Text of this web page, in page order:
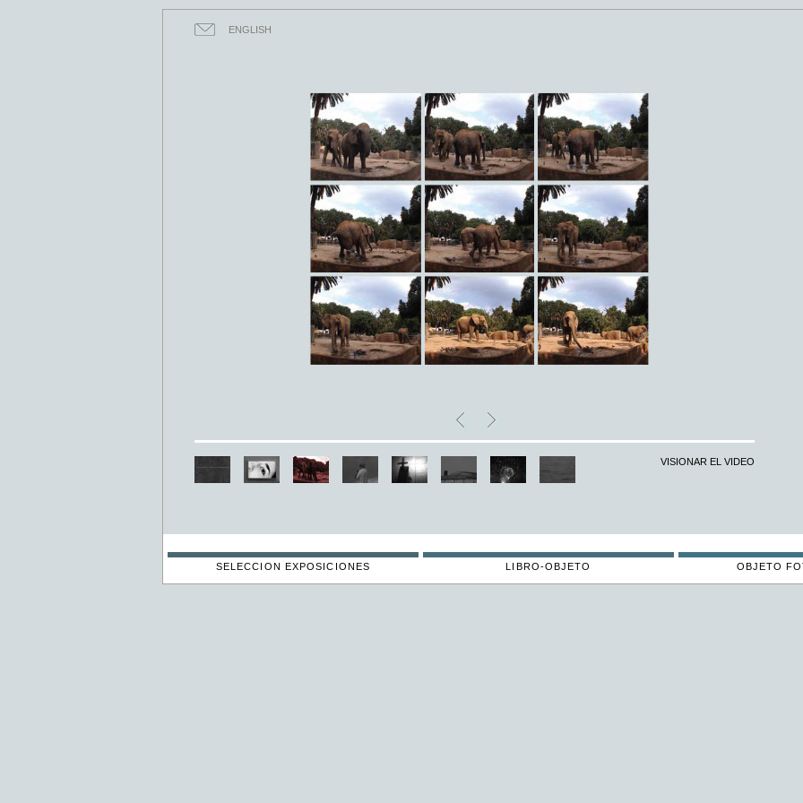
ENGLISH
VISIONAR EL VIDEO
SELECCION EXPOSICIONES LIBRO-OBJETO OBJETO